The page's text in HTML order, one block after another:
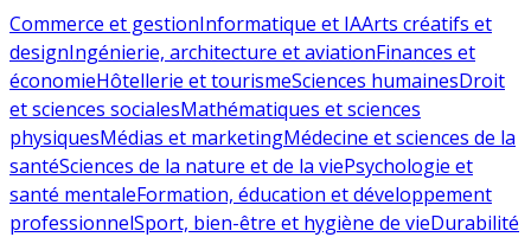
Commerce et gestionInformatique et IAArts créatifs et
designIngénierie, architecture et aviationFinances et
économieHôtellerie et tourismeSciences humainesDroit
et sciences socialesMathématiques et sciences
physiquesMédias et marketingMédecine et sciences de la
santéSciences de la nature et de la viePsychologie et
santé mentaleFormation, éducation et développement
professionnelSport, bien-être et hygiène de vieDurabilité